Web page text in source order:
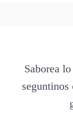
Saborea